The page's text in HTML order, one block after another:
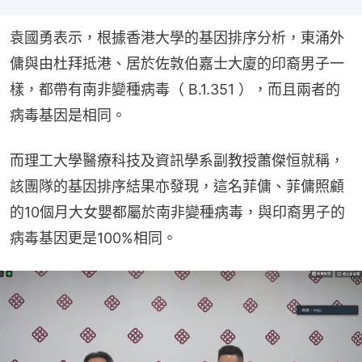
袁國勇表示，根據香港大學的基因排序分析，東涌外
傭與由杜拜抵港、居於佐敦伯嘉士大廈的印裔男子一
樣，都帶有南非變種病毒（ B.1.351 ），而且兩者的
病毒基因是相同。
而理工大學醫療科技及資訊學系副教授蕭傑恒就稱，
該團隊的基因排序結果亦發現，這名菲傭、菲傭照顧
的10個月大女嬰都屬於南非變種病毒，與印裔男子的
病毒基因更是100%相同。